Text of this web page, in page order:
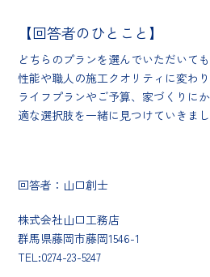
【回答者のひとこと】
どちらのプランを選んでいただいて
性能や職人の施工クオリティに変わ
ライフプランやご予算、家づくりに
適な選択肢を一緒に見つけていきまし
回答者：山口創士
株式会社山口工務店
群馬県藤岡市藤岡1546-1
TEL:0274-23-5247